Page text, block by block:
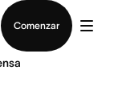
Comenzar